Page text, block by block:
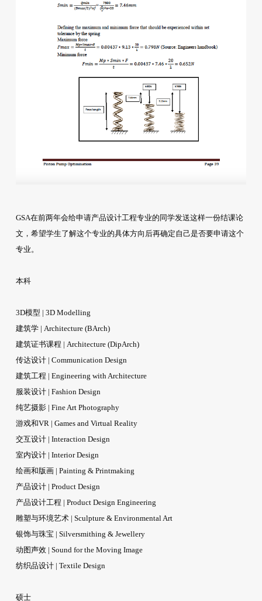
GSA在前两年会给申请产品设计工程专业的同学发送这样一份结课论
文，希望学生了解这个专业的具体方向后再确定自己是否要申请这个
专业。
本科
3D模型 | 3D Modelling
建筑学 | Architecture (BArch)
建筑证书课程 | Architecture (DipArch)
传达设计 | Communication Design
建筑工程 | Engineering with Architecture
服装设计 | Fashion Design
纯艺摄影 | Fine Art Photography
游戏和VR | Games and Virtual Reality
交互设计 | Interaction Design
室内设计 | Interior Design
绘画和版画 | Painting & Printmaking
产品设计 | Product Design
产品设计工程 | Product Design Engineering
雕塑与环境艺术 | Sculpture & Environmental Art
银饰与珠宝 | Silversmithing & Jewellery
动图声效 | Sound for the Moving Image
纺织品设计 | Textile Design
硕士